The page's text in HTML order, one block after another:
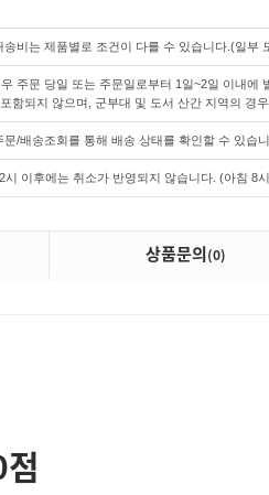
송비는 제품별로 조건이 다를 수 있습니다.(일
주문 당일 또는 주문일로부터 1일~2일 이내
함되지 않으며, 군부대 및 도서 산간 지역의 경
문/배송조회를 통해 배송 상태를 확인할 수 있습
시 이후에는 취소가 반영되지 않습니다. (아침 8
상품문의(0)